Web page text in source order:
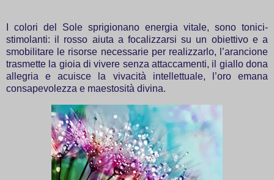
I colori del Sole sprigionano energia vitale, sono tonici-
stimolanti: il rosso aiuta a focalizzarsi su un obiettivo e a
smobilitare le risorse necessarie per realizzarlo, l’arancione
trasmette la gioia di vivere senza attaccamenti, il giallo dona
allegria e acuisce la vivacità intellettuale, l’oro emana
consapevolezza e maestosità divina.